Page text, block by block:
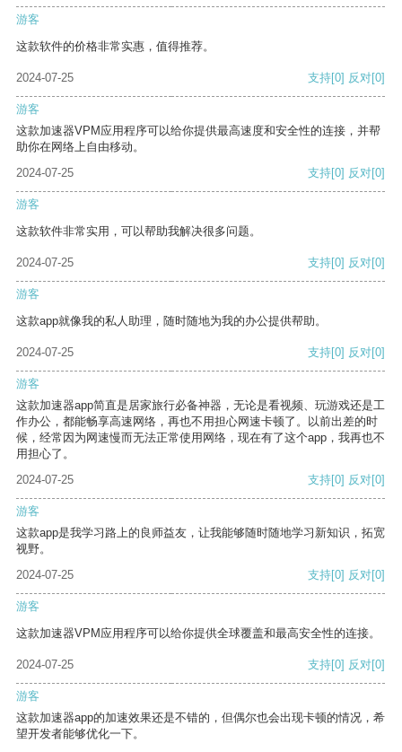
游客
这款软件的价格非常实惠，值得推荐。
2024-07-25 支持[0] 反对[0]
游客
这款加速器VPM应用程序可以给你提供最高速度和安全性的连接，并帮
助你在网络上自由移动。
2024-07-25
支持[0] 反对[0]
游客
这款软件非常实用，可以帮助我解决很多问题。
2024-07-25 支持[0] 反对[0]
游客
这款app就像我的私人助理，随时随地为我的办公提供帮助。
2024-07-25 支持[0] 反对[0]
游客
这款加速器app简直是居家旅行必备神器，无论是看视频、玩游戏还是工
作办公，都能畅享高速网络，再也不用担心网速卡顿了。以前出差的时
候，经常因为网速慢而无法正常使用网络，现在有了这个app，我再也不
用担心了。
2024-07-25
支持[0] 反对[0]
游客
这款app是我学习路上的良师益友，让我能够随时随地学习新知识，拓宽
视野。
2024-07-25
支持[0] 反对[0]
游客
这款加速器VPM应用程序可以给你提供全球覆盖和最高安全性的连接。
2024-07-25 支持[0] 反对[0]
游客
这款加速器app的加速效果还是不错的，但偶尔也会出现卡顿的情况，希
望开发者能够优化一下。